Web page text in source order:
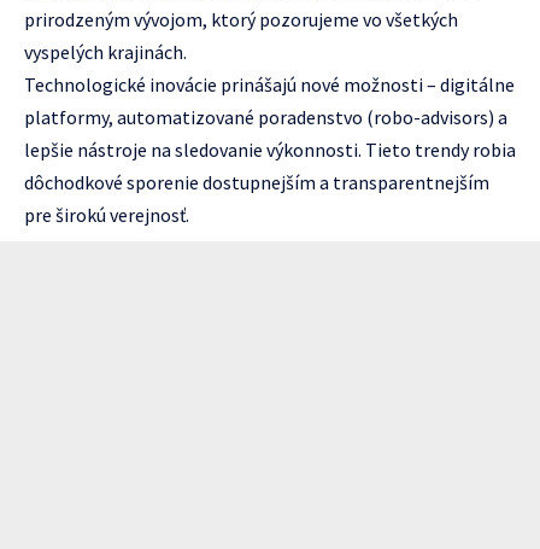
prirodzeným vývojom, ktorý pozorujeme vo všetkých
vyspelých krajinách.
Technologické inovácie prinášajú nové možnosti – digitálne
platformy, automatizované poradenstvo (robo-advisors) a
lepšie nástroje na sledovanie výkonnosti. Tieto trendy robia
dôchodkové sporenie dostupnejším a transparentnejším
pre širokú verejnosť.